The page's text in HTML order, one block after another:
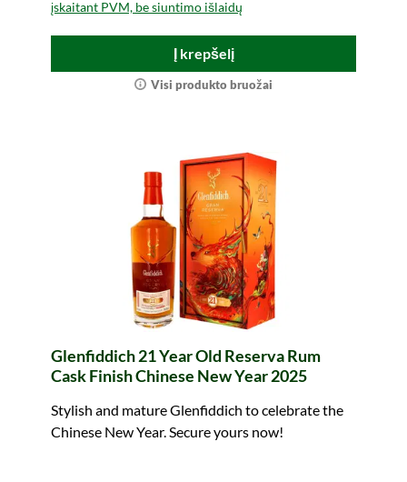
įskaitant PVM, be siuntimo išlaidų
Į krepšelį
Visi produkto bruožai
Glenfiddich 21 Year Old Reserva Rum
Cask Finish Chinese New Year 2025
Stylish and mature Glenfiddich to celebrate the
Chinese New Year. Secure yours now!